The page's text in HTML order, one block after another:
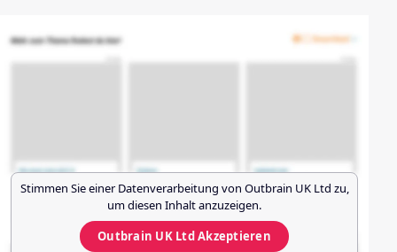
Stimmen Sie einer Datenverarbeitung von Outbrain UK Ltd zu,
um diesen Inhalt anzuzeigen.
Outbrain UK LtdAkzeptieren